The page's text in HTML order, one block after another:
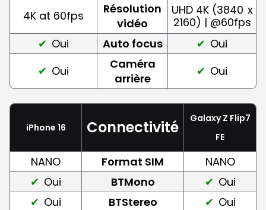
4K at 60fps
Résolution
vidéo
UHD 4K (3840 x
2160) | @60fps
Oui
Auto focus
Oui
Oui
Caméra
arrière
Oui
iPhone 16 Connectivité
Galaxy Z Flip7
FE
NANO Format SIM
NANO
Oui
BTMono
Oui
Oui
BTStereo
Oui